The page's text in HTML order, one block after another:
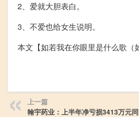
2、爱就大胆表白。
3、不爱也给女生说明。
本文【如若我在你眼里是什么歌（
上一篇
翰宇药业：上半年净亏损3413万元